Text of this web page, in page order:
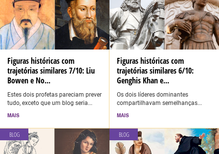
Figuras históricas com
trajetórias similares 7/10: Liu
Bowen e No...
Estes dois profetas pareciam prever
tudo, exceto que um blog seria...
MAIS
Figuras históricas com
trajetórias similares 6/10:
Genghis Khan e...
Os dois líderes dominantes
compartilhavam semelhanças...
MAIS
BLOG BLOG